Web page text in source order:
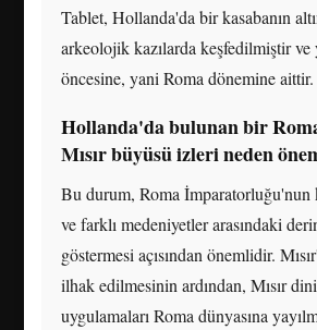
Tablet, Hollanda'da bir kasabanın
arkeolojik kazılarda keşfedilmiştir ve
öncesine, yani Roma dönemine aittir.
Hollanda'da bulunan bir
Mısır büyüsü izleri neden
Bu durum, Roma İmparatorluğu'nun
ve farklı medeniyetler arasındaki
göstermesi açısından önemlidir.
ilhak edilmesinin ardından, Mısır
uygulamaları Roma dünyasına